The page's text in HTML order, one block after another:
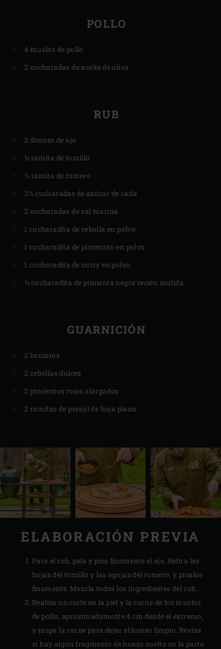
POLLO
4 muslos de pollo
2 cucharadas de aceite de oliva
RUB
2 dientes de ajo
½ ramita de tomillo
½ ramita de romero
2½ cucharadas de azúcar de caña
2 cucharadas de sal marina
1 cucharadita de cebolla en polvo
1 cucharadita de pimentón en polvo
1 cucharadita de curry en polvo
½ cucharadita de pimienta negra recién molida
GUARNICIÓN
2 boniatos
2 cebollas dulces
2 pimientos rojos alargados
2 ramitas de perejil de hoja plana
ELABORACIÓN PREVIA
Para el rub, pela y pica finamente el ajo. Retira las
hojas del tomillo y las agujas del romero, y pícalos
finamente. Mezcla todos los ingredientes del rub.
Realiza un corte en la piel y la carne de los muslos
de pollo, aproximadamente 4 cm desde el extremo,
y raspa la carne para dejar el hueso limpio. Revisa
si hay algún fragmento de hueso suelto en la parte